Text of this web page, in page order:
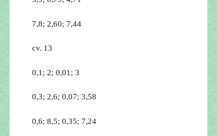
7,8; 2,60; 7,44
cv. 13
0,1; 2; 0,01; 3
0,3; 2,6; 0,07; 3,58
0,6; 8,5; 0,35; 7,24